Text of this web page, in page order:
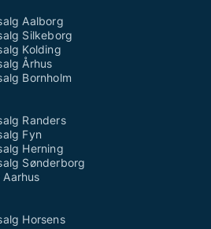
Aalborg
Silkeborg
Kolding
Århus
Bornholm
Randers
Fyn
Herning
Sønderborg
Horsens